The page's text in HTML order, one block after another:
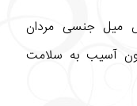
میل جنسی مردان
آسیب به سلامت